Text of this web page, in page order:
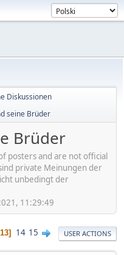
Diskussionen
seine Brüder
Brüder
posters and are not official
private Meinungen der
unbedingt der
11:29:49
13 14 15 USER ACTIONS